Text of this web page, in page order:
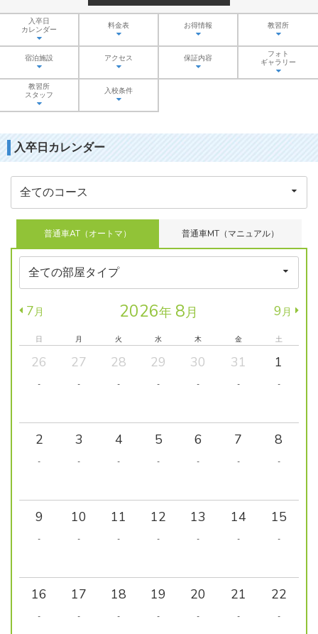
入卒日
カレンダー
料金表 お得情報 教習所
宿泊施設 アクセス 保証内容
フォト
ギャラリー
教習所
スタッフ
入校条件
入卒日カレンダー
普通車AT（オートマ） 普通車MT（マニュアル）
7月 2026年 8月 9月
日 月 火 水 木 金 土
26
-
27
-
28
-
29
-
30
-
31
-
1
-
2
-
3
-
4
-
5
-
6
-
7
-
8
-
9
-
10
-
11
-
12
-
13
-
14
-
15
-
16
-
17
-
18
-
19
-
20
-
21
-
22
-